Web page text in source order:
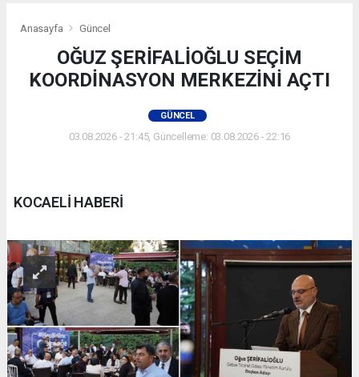
Anasayfa Güncel
OĞUZ ŞERİFALİOĞLU SEÇİM
KOORDİNASYON MERKEZİNİ AÇTI
GÜNCEL
03.08.2026 - 21:45, Güncelleme: 03.08.2026 - 22:16
KOCAELİ HABERİ